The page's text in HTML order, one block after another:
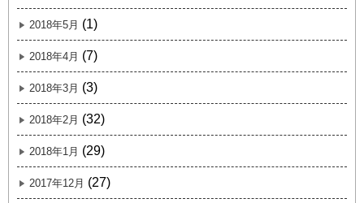
2018年5月 (1)
2018年4月 (7)
2018年3月 (3)
2018年2月 (32)
2018年1月 (29)
2017年12月 (27)